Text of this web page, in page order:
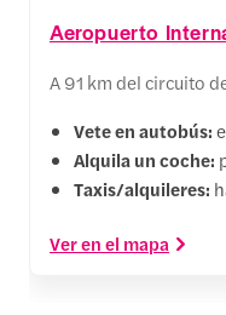
Aeropuerto
A 91 km del circuito
Vete en autobús:
Alquila un coche:
Taxis/alquileres:
Ver en el mapa